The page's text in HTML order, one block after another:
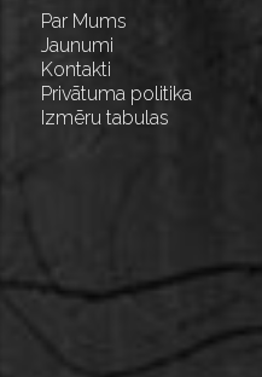
Par Mums
Jaunumi
Kontakti
Privātuma politika
Izmēru tabulas